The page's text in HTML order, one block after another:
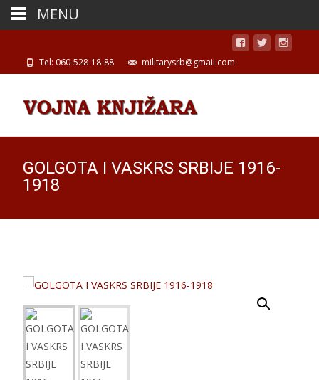
Tel: 060-528-18-88 militarysrb@gmail.com
GOLGOTA I VASKRS SRBIJE 1916-
1918
MENU